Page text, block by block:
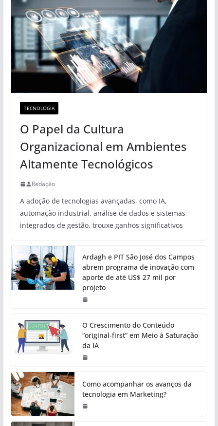
TECNOLOGIA
O Papel da Cultura
Organizacional em Ambientes
Altamente Tecnológicos
Redação
A adoção de tecnologias avançadas, como IA,
automação industrial, análise de dados e sistemas
integrados de gestão, trouxe ganhos significativos
Ardagh e PIT São José dos Campos
abrem programa de inovação com
aporte de até US$ 27 mil por
projeto
O Crescimento do Conteúdo
“original-first” em Meio à Saturação
da IA
Como acompanhar os avanços da
tecnologia em Marketing?